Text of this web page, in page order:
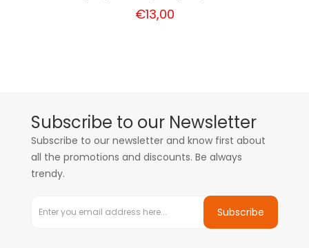
€13,00
Subscribe to our Newsletter
Subscribe to our newsletter and know first about
all the promotions and discounts. Be always
trendy.
Subscribe